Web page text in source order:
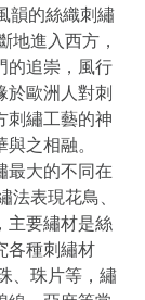
的絲織刺繡
地進入西方，
的追崇，風行
於歐洲人對刺
刺繡工藝的神
之相融。
大的不同在
表現花鳥、
主要繡材是絲
各種刺繡材
、珠片等，繡